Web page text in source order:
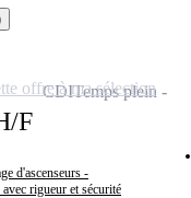
F
d'ascenseurs -
rigueur et sécurité
CDITemps plein
offre à ma sélection